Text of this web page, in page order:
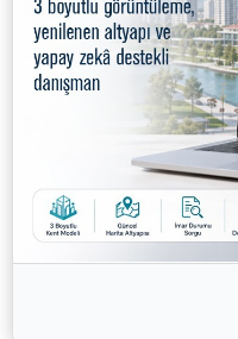
2013 yılın yazarı
bulurken, 2014 yılında
ettirilecek.
Sempozyum programı
Cuma, 6 Aralık 2013
18: 30 - 19: 00 Açılış
Konser
Mustafa Bozbey
19:0 0 - 20: 30